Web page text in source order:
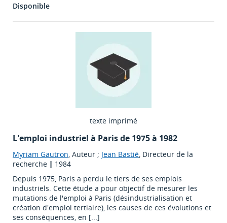
Disponible
texte imprimé
L'emploi industriel à Paris de 1975 à 1982
Myriam Gautron, Auteur ; Jean Bastié, Directeur de la
recherche | 1984
Depuis 1975, Paris a perdu le tiers de ses emplois
industriels. Cette étude a pour objectif de mesurer les
mutations de l'emploi à Paris (désindustrialisation et
création d'emploi tertiaire), les causes de ces évolutions et
ses conséquences, en [...]